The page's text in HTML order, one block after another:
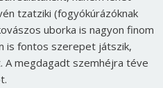
tzatziki (fogyókúrázóknak
uborka is nagyon finom
is fontos szerepet játszik,
megdagadt szemhéjra téve